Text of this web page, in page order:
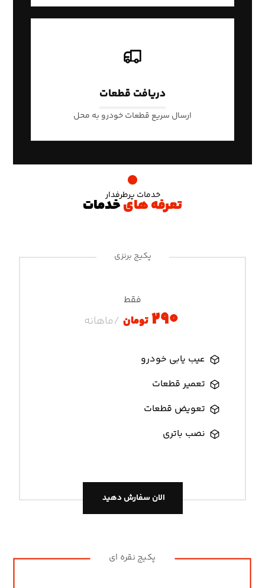
دریافت قطعات
ارسال سریع قطعات خودرو به محل
خدمات پرطرفدار
تعرفه هایخدمات
پکیج برنزی
فقط
۲۹۰ تومان /ماهانه
عیب یابی خودرو
تعمیر قطعات
تعویض قطعات
نصب باتری
الان سفارش دهید
پکیج نقره ای